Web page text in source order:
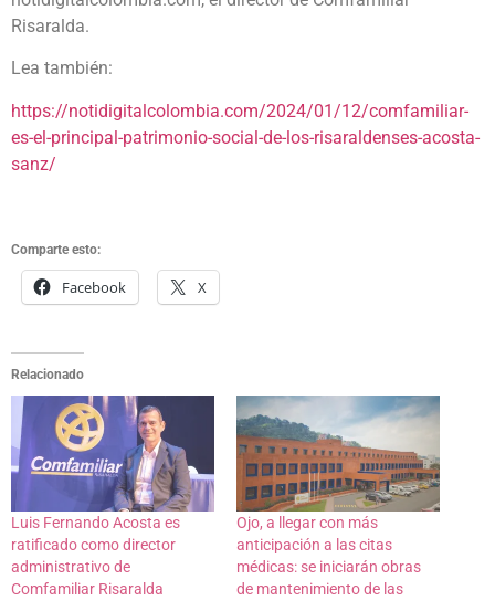
Risaralda.
Lea también:
https://notidigitalcolombia.com/2024/01/12/comfamiliar-
es-el-principal-patrimonio-social-de-los-risaraldenses-acosta-
sanz/
Comparte esto:
Facebook X
Relacionado
Luis Fernando Acosta es
ratificado como director
administrativo de
Comfamiliar Risaralda
Ojo, a llegar con más
anticipación a las citas
médicas: se iniciarán obras
de mantenimiento de las